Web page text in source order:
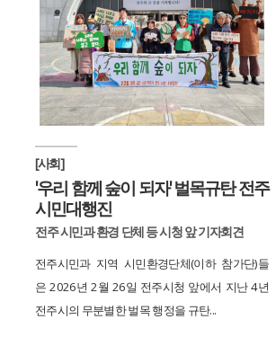
[사회]
'우리 함께 숲이 되자' 벌목규탄 전주
시민대행진
전주 시민과 환경 단체 등 시청 앞 기자회견
전주시민과 지역 시민환경단체(이하 참가단)들
은 2026년 2월 26일 전주시청 앞에서 지난 4년
전주시의 무분별한 벌목 행정을 규탄...